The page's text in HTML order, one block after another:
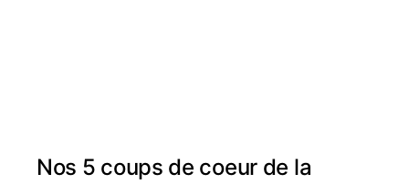
Nos 5 coups de coeur de la